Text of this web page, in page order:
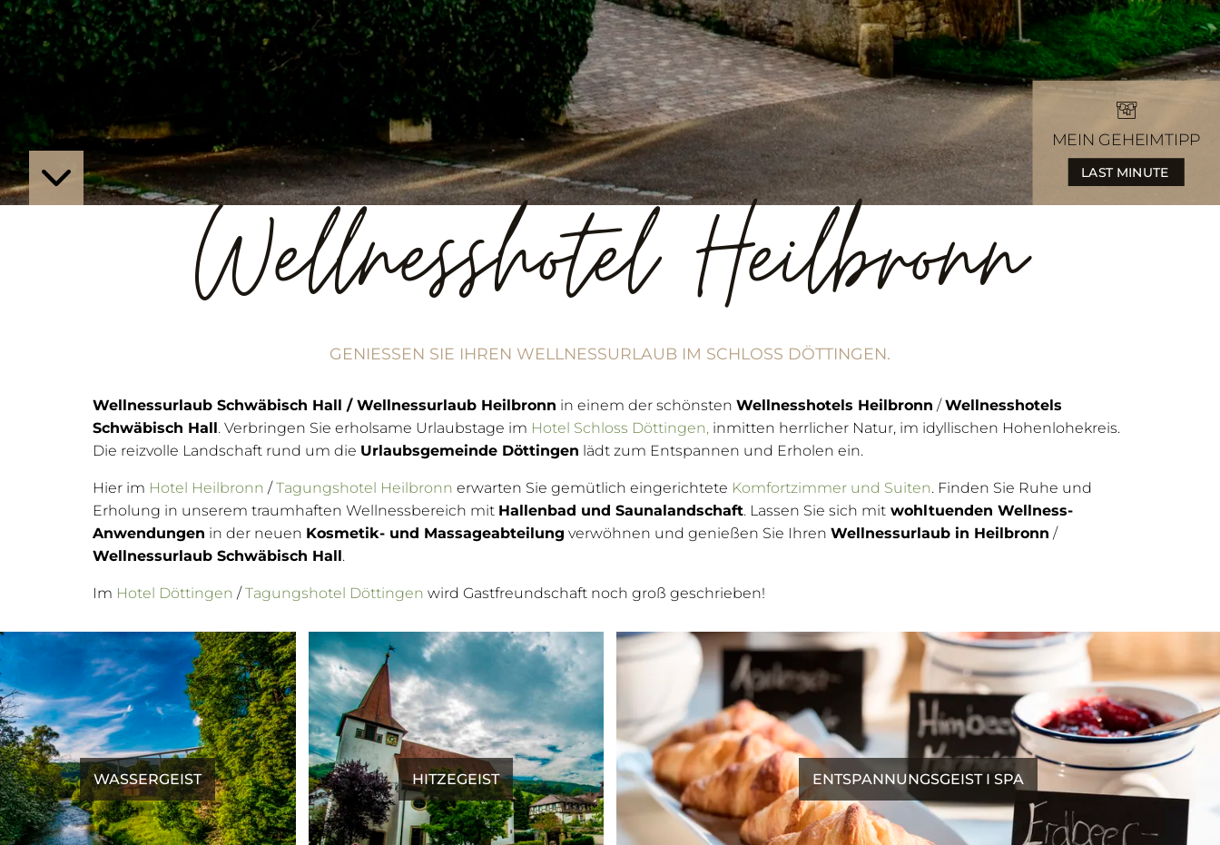
MEIN GEHEIMTIPP
LAST MINUTE
Wellnesshotel Heilbronn
GENIESSEN SIE IHREN WELLNESSURLAUB IM SCHLOSS DÖTTINGEN.
Wellnessurlaub Schwäbisch Hall / Wellnessurlaub Heilbronn in einem der schönsten Wellnesshotels Heilbronn /Wellnesshotels
Schwäbisch Hall. Verbringen Sie erholsame Urlaubstage im Hotel Schloss Döttingen, inmitten herrlicher Natur, im idyllischen Hohenlohekreis.
Die reizvolle Landschaft rund um die Urlaubsgemeinde Döttingen lädt zum Entspannen und Erholen ein.
Hier im Hotel Heilbronn /Tagungshotel Heilbronn erwarten Sie gemütlich eingerichtete Komfortzimmer und Suiten. Finden Sie Ruhe und
Erholung in unserem traumhaften Wellnessbereich mit Hallenbad und Saunalandschaft. Lassen Sie sich mit wohltuenden Wellness-
Anwendungen in der neuen Kosmetik- und Massageabteilung verwöhnen und genießen Sie Ihren Wellnessurlaub in Heilbronn /
Wellnessurlaub Schwäbisch Hall.
Im Hotel Döttingen /Tagungshotel Döttingen wird Gastfreundschaft noch groß geschrieben!
WASSERGEIST HITZEGEIST ENTSPANNUNGSGEIST I SPA